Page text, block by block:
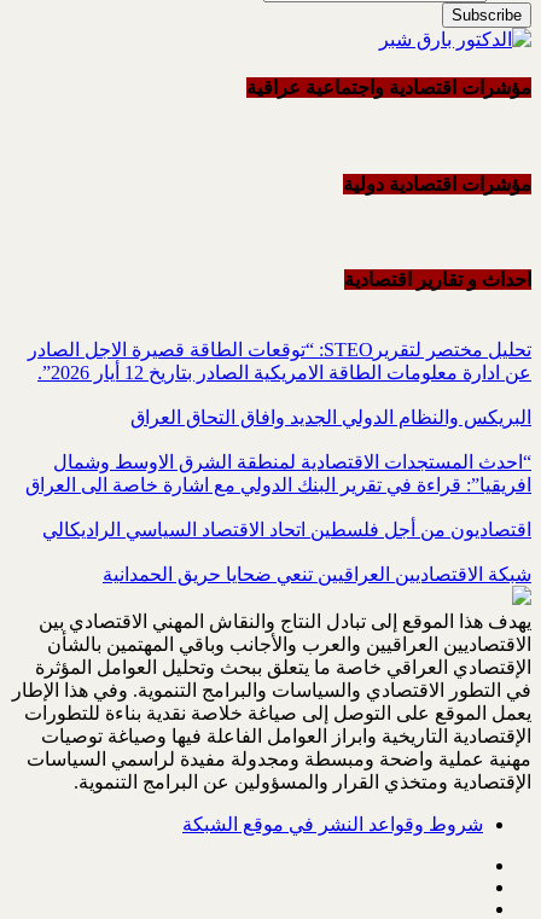
مؤشرات اقتصادية واجتماعية عراقية
مؤشرات اقتصادية دولية
احداث و تقاریر اقتصادیة
تحليل مختصر لتقريرSTEO‏: “توقعات الطاقة قصيرة الاجل الصادر
عن ادارة معلومات الطاقة الامريكية ‏الصادر بتاريخ 12 أيار 2026”.‏
البريكس والنظام الدولي الجديد وافاق التحاق العراق
“احدث المستجدات الاقتصادية لمنطقة الشرق الاوسط وشمال
افريقيا”: قراءة في تقرير البنك الدولي مع اشارة خاصة الى العراق
اقتصاديون من أجل فلسطين اتحاد الاقتصاد السياسي الراديكالي
شبكة الاقتصاديين العراقيين تنعي ضحايا حريق الحمدانية
يهدف هذا الموقع إلى تبادل النتاج والنقاش المهني الاقتصادي بين
الاقتصاديين العراقيين والعرب والأجانب وباقي المهتمين بالشأن
الإقتصادي العراقي خاصة ما يتعلق ببحث وتحليل العوامل المؤثرة
في التطور الاقتصادي والسياسات والبرامج التنموية. وفي هذا الإطار
يعمل الموقع على التوصل إلى صياغة خلاصة نقدية بناءة للتطورات
الإقتصادية التاريخية وابراز العوامل الفاعلة فيها وصياغة توصيات
مهنية عملية واضحة ومبسطة ومجدولة مفيدة لراسمي السياسات
الإقتصادية ومتخذي القرار والمسؤولين عن البرامج التنموية.
شروط وقواعد النشر في موقع الشبكة